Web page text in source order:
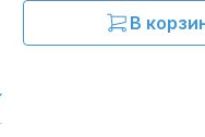
В